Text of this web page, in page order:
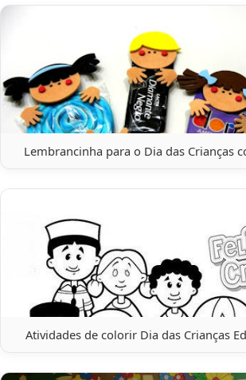
Lembrancinha para o Dia das Crianças
Atividades de colorir Dia das Crianças